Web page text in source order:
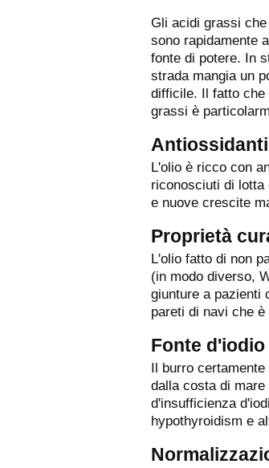
Gli acidi grassi
sono rapidamente
fonte di potere. In
strada mangia un
difficile. Il fatto che
grassi è
L'olio è ricco con
riconosciuti di lotta
e nuove crescite
Proprietà
L'olio fatto di non
(in modo diverso,
giunture a pazienti
pareti di navi che
Fonte d'iodio
Il burro
dalla costa di
d'insufficienza
hypothyroidism e